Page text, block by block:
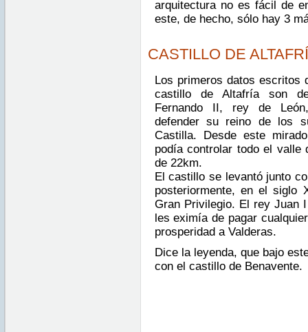
arquitectura no es fácil de
este, de hecho, sólo hay 3
CASTILLO DE
Los primeros datos escritos
castillo de Altafría son
Fernando II, rey de
defender su reino de los
Castilla. Desde este
podía controlar todo el valle
de 22km.
El castillo se levantó junto
posteriormente, en el siglo
Gran Privilegio. El rey Juan
les eximía de pagar
prosperidad a Valderas.
Dice la leyenda, que bajo
con el castillo de Benavente.